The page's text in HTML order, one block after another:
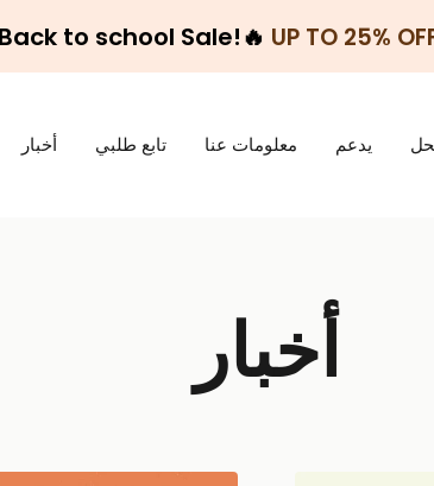
Back to school Sale!🔥 UP TO 25%
يدعم معلومات عنا تابع طلبي أخبار
أخبار